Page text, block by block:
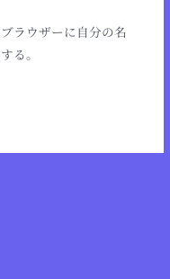
ラウザーに自分の名
る。